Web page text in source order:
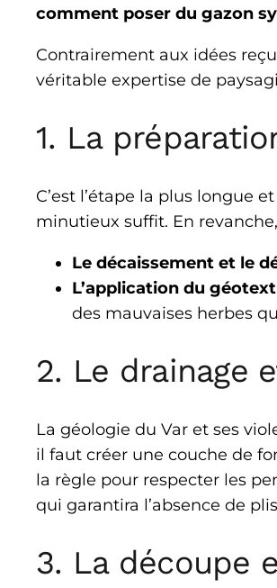
comment poser du gazon
Contrairement aux idées
véritable expertise de
1. La
C’est l’étape la plus longue
minutieux suffit. En
Le décaissement et le
L’application du
des mauvaises herbes
2. Le drainage
La géologie du Var et ses
il faut créer une couche de
la règle pour respecter les
qui garantira l’absence de
3. La découpe